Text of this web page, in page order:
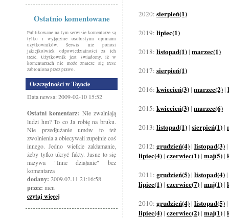
Ostatnio komentowane
Publikowane na tym serwisie komentarze są
tylko i wyłącznie osobistymi opiniami
użytkowników. Serwis nie ponosi
jakiejkolwiek odpowiedzialności za ich
treść. Użytkownik jest świadomy, iż w
komentarzach nie może znaleźć się treść
zabroniona przez prawo.
Oszczędności w Toyocie
Data newsa: 2009-02-10 15:52
Ostatni komentarz: Nie zwalniają
ludzi hm? To co Ja robię na bruku.
Nie przedłużanie umów to też
zwolnienia a obiecywali zupełnie coś
innego. Jedno wielkie zakłamanie,
żeby tylko ukryć fakty. Jasne to się
nazywa "Inne działanie" bez
komentarza
dodany: 2009.02.11 21:16:58
przez: men
czytaj więcej
2020: sierpień(1)
2019: lipiec(1)
2018: listopad(1) | marzec(1)
2017: sierpień(1)
2016: kwiecień(3) | marzec(2) |
2015: kwiecień(3) | marzec(6)
2013: listopad(1) | sierpień(1) |
2012: grudzień(4) | listopad(3) |
lipiec(4) | czerwiec(1) | maj(5) |
2011: grudzień(5) | listopad(4) |
lipiec(1) | czerwiec(7) | maj(1) |
2010: grudzień(4) | listopad(5) |
lipiec(4) | czerwiec(2) | maj(1) |